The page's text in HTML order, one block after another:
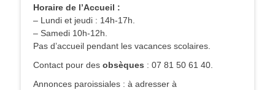
Horaire de l’Accueil :
– Lundi et jeudi : 14h-17h.
– Samedi 10h-12h.
Pas d’accueil pendant les vacances scolaires.
Contact pour des obsèques : 07 81 50 61 40.
Annonces paroissiales : à adresser à